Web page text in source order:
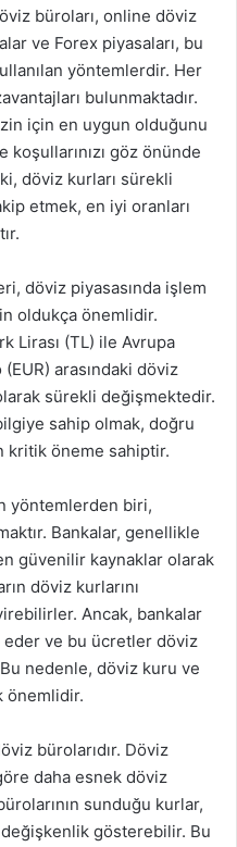
büroları, online döviz
ve Forex piyasaları, bu
yöntemlerdir. Her
bulunmaktadır.
için en uygun olduğunu
koşullarınızı göz önünde
ki, döviz kurları sürekli
etmek, en iyi oranları
döviz piyasasında işlem
oldukça önemlidir.
Lirası (TL) ile Avrupa
arasındaki döviz
sürekli değişmektedir.
sahip olmak, doğru
kritik öneme sahiptir.
yöntemlerden biri,
Bankalar, genellikle
güvenilir kaynaklar olarak
döviz kurlarını
Ancak, bankalar
ve bu ücretler döviz
nedenle, döviz kuru ve
önemlidir.
bürolarıdır. Döviz
daha esnek döviz
sunduğu kurlar,
değişkenlik gösterebilir. Bu